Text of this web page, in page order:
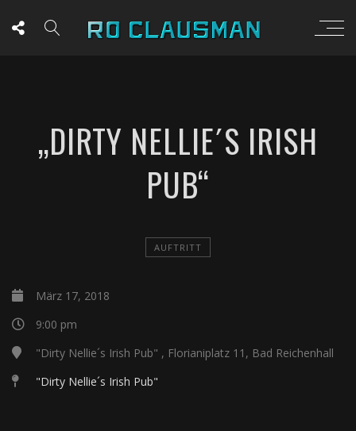
„DIRTY NELLIE´S IRISH
PUB“
AUFTRITT
März 17, 2018
9:00 pm
"Dirty Nellie´s Irish Pub" , Florianiplatz 11, Bad Reichenhall
"Dirty Nellie´s Irish Pub"